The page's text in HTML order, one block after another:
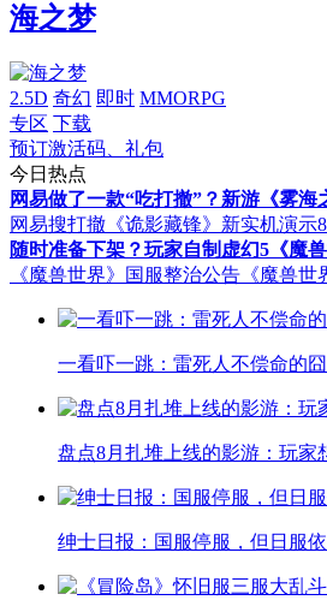
海之梦
2.5D 奇幻 即时 MMORPG
专区 下载
预订激活码、礼包
今日热点
网易做了一款“吃打撤”？新游《雾海
网易搜打撤《诡影藏锋》新实机演示
随时准备下架？玩家自制虚幻5《魔
《魔兽世界》国服整治公告 《魔兽
一看吓一跳：雷死人不偿命的囧
盘点8月扎堆上线的影游：玩家
绅士日报：国服停服，但日服